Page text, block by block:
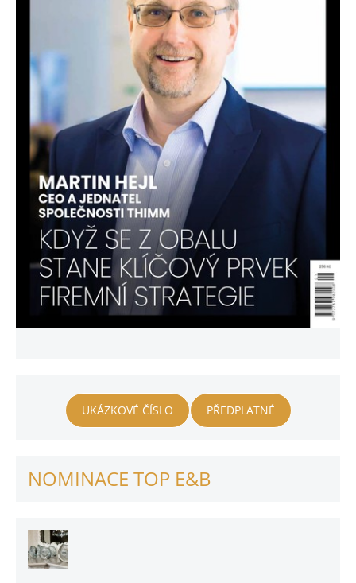
UKÁZKOVÉ ČÍSLO PŘEDPLATNÉ
NOMINACE TOP E&B